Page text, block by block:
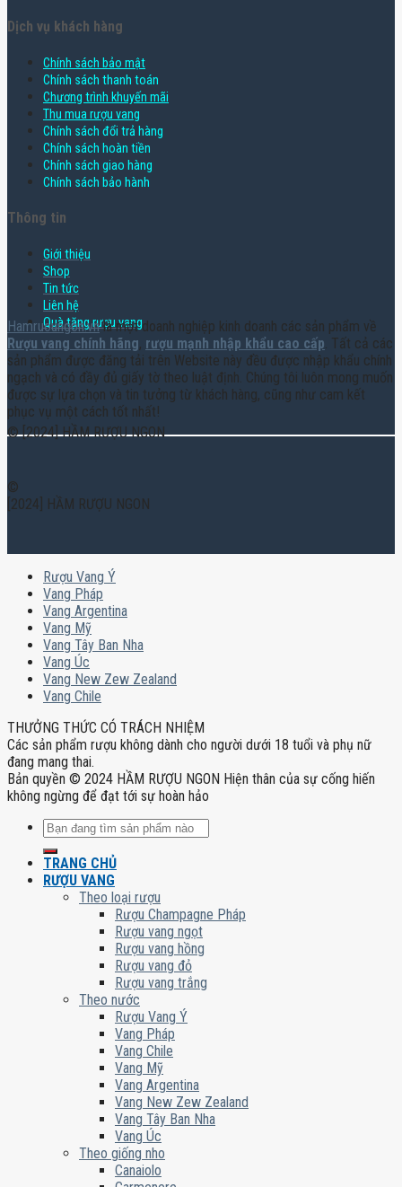
Dịch vụ khách hàng
Chính sách bảo mật
Chính sách thanh toán
Chương trình khuyến mãi
Thu mua rượu vang
Chính sách đổi trả hàng
Chính sách hoàn tiền
Chính sách giao hàng
Chính sách bảo hành
Thông tin
Giới thiệu
Shop
Tin tức
Liên hệ
Quà tặng rượu vang
Hamruoungon.vnlà một doanh nghiệp kinh doanh các sản phẩm về
Rượu vang chính hãng, rượu mạnh nhập khẩu cao cấp. Tất cả các
sản phẩm được đăng tải trên Website này đều được nhập khẩu chính
ngạch và có đầy đủ giấy tờ theo luật định. Chúng tôi luôn mong muốn
được sự lựa chọn và tin tưởng từ khách hàng, cũng như cam kết
phục vụ một cách tốt nhất!
© [2024] HẦM RƯỢU NGON
©
[2024] HẦM RƯỢU NGON
Rượu Vang Ý
Vang Pháp
Vang Argentina
Vang Mỹ
Vang Tây Ban Nha
Vang Úc
Vang New Zew Zealand
Vang Chile
THƯỞNG THỨC CÓ TRÁCH NHIỆM
Các sản phẩm rượu không dành cho người dưới 18 tuổi và phụ nữ
đang mang thai.
Bản quyền © 2024 HẦM RƯỢU NGON Hiện thân của sự cống hiến
không ngừng để đạt tới sự hoàn hảo
Tìm
TRANG CHỦ
RƯỢU VANG
Theo loại rượu
Rượu Champagne Pháp
Rượu vang ngọt
Rượu vang hồng
Rượu vang đỏ
Rượu vang trắng
Theo nước
Rượu Vang Ý
Vang Pháp
Vang Chile
Vang Mỹ
Vang Argentina
Vang New Zew Zealand
Vang Tây Ban Nha
Vang Úc
Theo giống nho
Canaiolo